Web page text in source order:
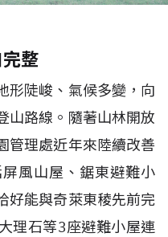
整
形陡峻、氣候多變，向
山路線。隨著山林開放
管理處近年來陸續改善
風山屋、鋸東避難小
好能與奇萊東稜先前完
理石等3座避難小屋連